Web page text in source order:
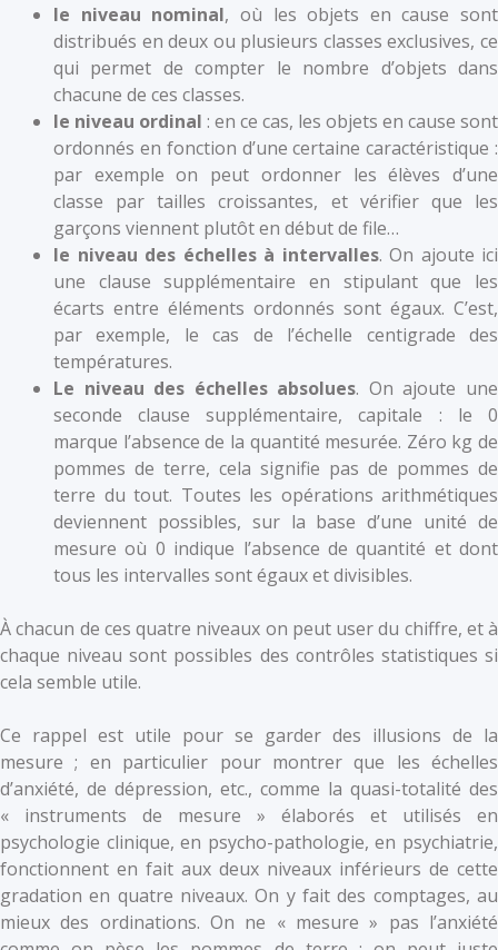
le niveau nominal, où les objets en cause sont
distribués en deux ou plusieurs classes exclusives, ce
qui permet de compter le nombre d’objets dans
chacune de ces classes.
le niveau ordinal : en ce cas, les objets en cause sont
ordonnés en fonction d’une certaine caractéristique :
par exemple on peut ordonner les élèves d’une
classe par tailles croissantes, et vérifier que les
garçons viennent plutôt en début de file…
le niveau des échelles à intervalles. On ajoute ici
une clause supplémentaire en stipulant que les
écarts entre éléments ordonnés sont égaux. C’est,
par exemple, le cas de l’échelle centigrade des
températures.
Le niveau des échelles absolues. On ajoute une
seconde clause supplémentaire, capitale : le 0
marque l’absence de la quantité mesurée. Zéro kg de
pommes de terre, cela signifie pas de pommes de
terre du tout. Toutes les opérations arithmétiques
deviennent possibles, sur la base d’une unité de
mesure où 0 indique l’absence de quantité et dont
tous les intervalles sont égaux et divisibles.
À chacun de ces quatre niveaux on peut user du chiffre, et à
chaque niveau sont possibles des contrôles statistiques si
cela semble utile.
Ce rappel est utile pour se garder des illusions de la
mesure ; en particulier pour montrer que les échelles
d’anxiété, de dépression, etc., comme la quasi-totalité des
« instruments de mesure » élaborés et utilisés en
psychologie clinique, en psycho-pathologie, en psychiatrie,
fonctionnent en fait aux deux niveaux inférieurs de cette
gradation en quatre niveaux. On y fait des comptages, au
mieux des ordinations. On ne « mesure » pas l’anxiété